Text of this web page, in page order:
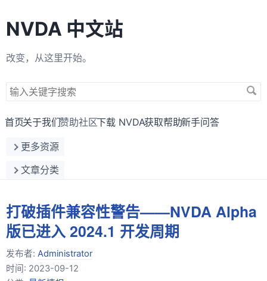
NVDA 中文站
改变，从这里开始。
搜
关
字
首页关于我们赞助社区下载 NVDA获取帮助新手问答
更多资源
文章分类
打破插件兼容性警告——NVDA Alpha
版已进入 2024.1 开发周期
发布者: Administrator
时间: 2023-09-12